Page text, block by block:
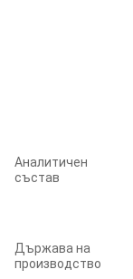
Аналитичен
състав
Държава на
производство